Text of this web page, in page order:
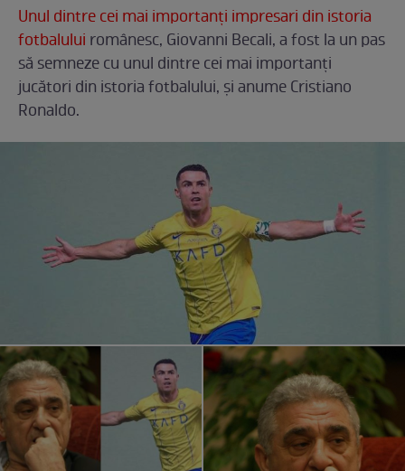
Unul dintre cei mai importanți impresari din istoria
fotbalului românesc, Giovanni Becali, a fost la un pas
să semneze cu unul dintre cei mai importanți
jucători din istoria fotbalului, și anume Cristiano
Ronaldo.